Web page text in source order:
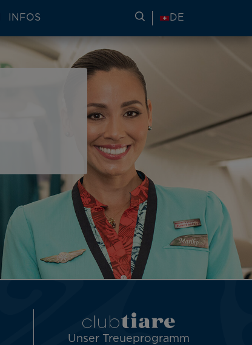
INFOS DE
Unser Treueprogramm